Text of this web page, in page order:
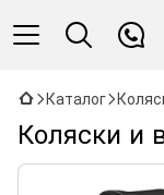
Каталог
Коляски и